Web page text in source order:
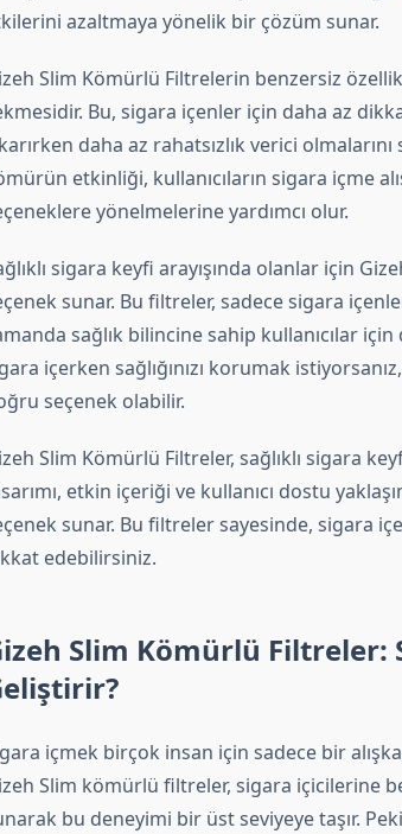
azaltmaya yönelik bir çözüm sunar.
Slim Kömürlü Filtrelerin benzersiz
Bu, sigara içenler için daha az
daha az rahatsızlık verici
etkinliği, kullanıcıların sigara içme
yönelmelerine yardımcı olur.
sigara keyfi arayışında olanlar için
sunar. Bu filtreler, sadece sigara
sağlık bilincine sahip kullanıcılar
içerken sağlığınızı korumak
seçenek olabilir.
Slim Kömürlü Filtreler, sağlıklı sigara
etkin içeriği ve kullanıcı dostu
sunar. Bu filtreler sayesinde, sigara
edebilirsiniz.
Slim Kömürlü Filtreler:
içmek birçok insan için sadece bir
Slim kömürlü filtreler, sigara içicilerine
bu deneyimi bir üst seviyeye taşır.